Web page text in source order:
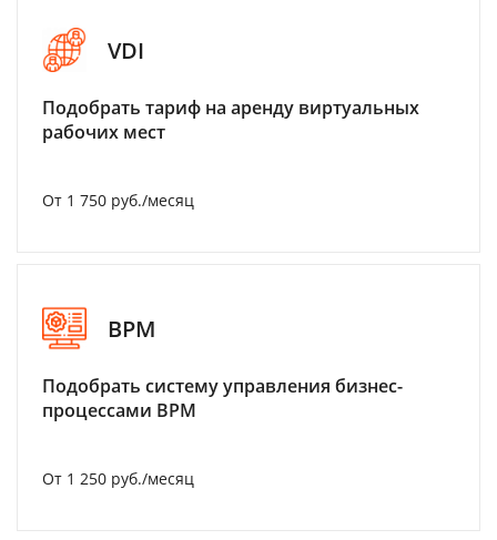
VDI
Подобрать тариф на аренду виртуальных
рабочих мест
От 1 750 руб./месяц
BPM
Подобрать систему управления бизнес-
процессами BPM
От 1 250 руб./месяц